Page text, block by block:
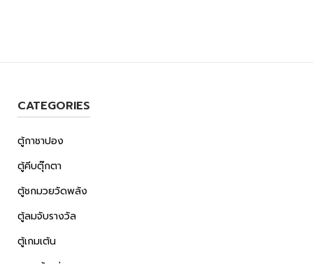
CATEGORIES
ตู้กาชาปอง
ตู้คีบตุ๊กตา
ตู้ชกมวยวัดพลัง
ตู้ลมจับรางวัล
ตู้เกมเต้น